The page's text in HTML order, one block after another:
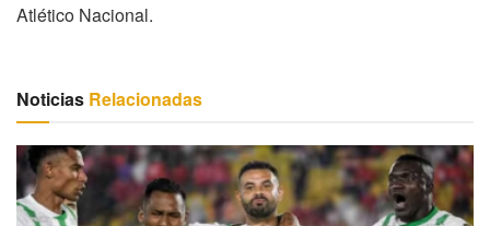
Atlético Nacional.
Noticias Relacionadas